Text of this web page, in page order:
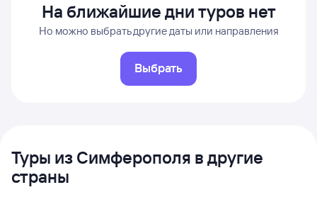
На ближайшие дни туров нет
Но можно выбрать другие даты или направления
Выбрать
Туры из Симферополя в другие
страны